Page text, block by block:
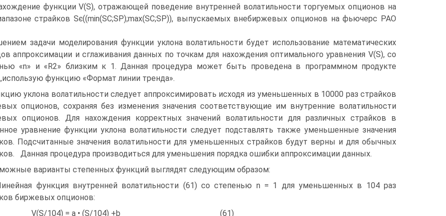
функции V(S), отражающей поведение внутренней волатильности торгуемых опционов на
страйков Sє((min(SC;SP);max(SC;SP)), выпускаемых внебиржевых опционов на фьючерс РАО
задачи моделирования функции уклона волатильности будет использование математических
аппроксимации и сглаживания данных по точкам для нахождения оптимального уравнения V(S), со
«n» и «R2» близким к 1. Данная процедура может быть проведена в программном продукте
функцию «Формат линии тренда».
уклона волатильности следует аппроксимировать исходя из уменьшенных в 10000 раз страйков
опционов, сохраняя без изменения значения соответствующие им внутренние волатильности
опционов. Для нахождения корректных значений волатильности для различных страйков в
уравнение функции уклона волатильности следует подставлять также уменьшенные значения
Подсчитанные значения волатильности для уменьшенных страйков будут верны и для обычных
Данная процедура производиться для уменьшения порядка ошибки аппроксимации данных.
варианты степенных функций выглядят следующим образом:
функция внутренней волатильности (61) со степенью n = 1 для уменьшенных в 104 раз
биржевых опционов:
104) = a • (S/104) +b (61)